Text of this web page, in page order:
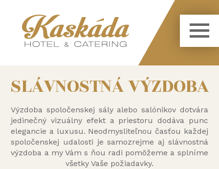
SLÁVNOSTNÁ VÝZDOBA
Výzdoba spoločenskej sály alebo salónikov dotvára
jedinečný vizuálny efekt a priestoru dodáva punc
elegancie a luxusu. Neodmysliteľnou časťou každej
spoločenskej udalosti je samozrejme aj slávnostná
výzdoba a my Vám s ňou radi pomôžeme a splníme
všetky Vaše požiadavky.